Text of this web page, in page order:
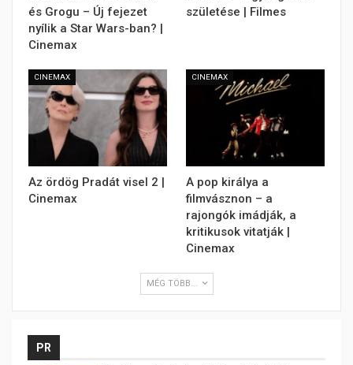
és Grogu – Új fejezet
nyílik a Star Wars-ban? |
Cinemax
születése | Filmes
CINEMAX
Az ördög Pradát visel 2 |
Cinemax
CINEMAX
A pop királya a
filmvásznon – a
rajongók imádják, a
kritikusok vitatják |
Cinemax
MÉG TÖBB...
PR